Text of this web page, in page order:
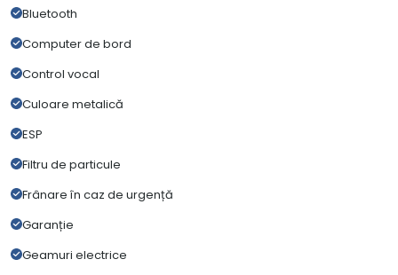
Bluetooth
Computer de bord
Control vocal
Culoare metalică
ESP
Filtru de particule
Frânare în caz de urgență
Garanție
Geamuri electrice